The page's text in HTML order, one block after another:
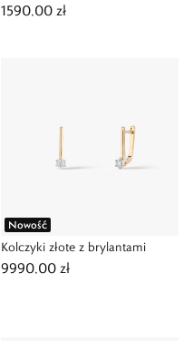
1590,00 zł
Nowość
Kolczyki złote z brylantami
9990,00 zł